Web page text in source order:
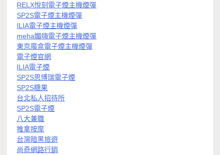
RELX悅刻電子煙主機煙彈
SP2S電子煙主機煙彈
ILIA電子煙主機煙彈
meha媚嗨電子煙主機煙彈
東京魔盒電子煙主機煙彈
電子煙官網
ILIA電子煙
SP2S思博瑞電子煙
SP2S糖果
台北私人招待所
SP2S電子煙
八大兼職
推拿按摩
台灣暗黑旅遊
尚奇網路行銷